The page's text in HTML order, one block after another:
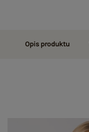
Opis produktu